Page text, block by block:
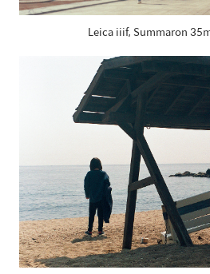
Leica iiif, Summaron